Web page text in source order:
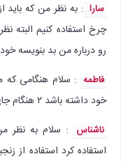
سارا :‌ به نظر من که باید
چرخ استفاده کنیم
رو درباره من بد بنویسه
فاطمه : سلام هنگامی که
خود داشته باشد ۲ هنگام جای رفتن با خود گوشی داشته باشند.
ناشناس : سلام به نظر
استفاده کرد استفاده از